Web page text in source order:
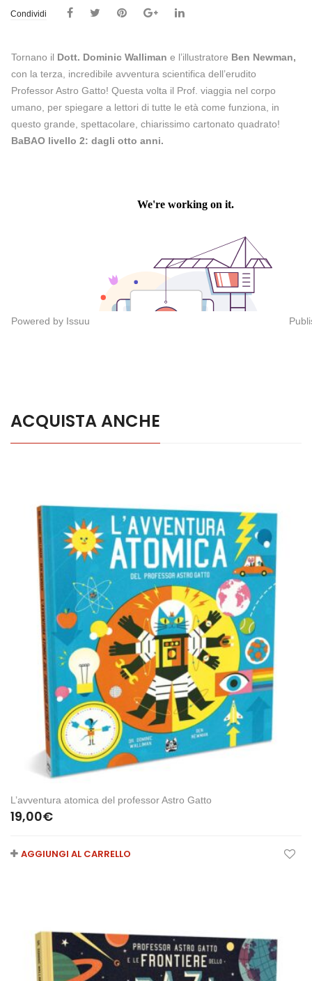
Condividi
Tornano il Dott. Dominic Walliman e l’illustratore Ben Newman,
con la terza, incredibile avventura scientifica dell’erudito
Professor Astro Gatto! Questa volta il Prof. viaggia nel corpo
umano, per spiegare a lettori di tutte le età come funziona, in
questo grande, spettacolare, chiarissimo cartonato quadrato!
BaBAO livello 2: dagli otto anni.
Powered by Issuu
ACQUISTA ANCHE
L’avventura atomica del professor Astro Gatto
19,00€
AGGIUNGI AL CARRELLO